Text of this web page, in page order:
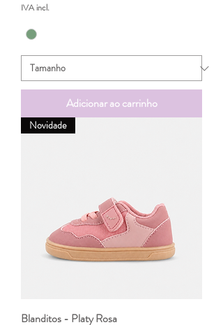
IVA incl.
Adicionar ao carrinho
Novidade
Blanditos - Platy Rosa